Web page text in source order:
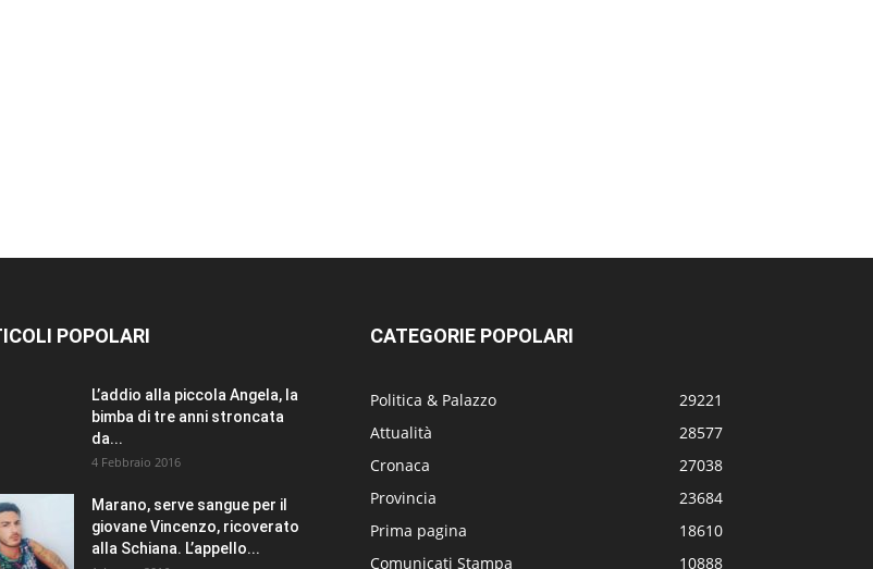
POPOLARI
L’addio alla piccola Angela, la
bimba di tre anni stroncata
da...
4 Febbraio 2016
Marano, serve sangue per il
giovane Vincenzo, ricoverato
alla Schiana. L’appello...
CATEGORIE POPOLARI
Politica & Palazzo
29221
Attualità
28577
Cronaca
27038
Provincia
23684
Prima pagina
18610
Comunicati Stampa
10888